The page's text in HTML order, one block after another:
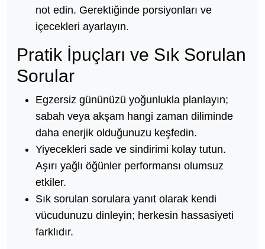
not edin. Gerektiğinde porsiyonları ve
içecekleri ayarlayın.
Pratik İpuçları ve Sık Sorulan
Sorular
Egzersiz gününüzü yoğunlukla planlayın;
sabah veya akşam hangi zaman diliminde
daha enerjik olduğunuzu keşfedin.
Yiyecekleri sade ve sindirimi kolay tutun.
Aşırı yağlı öğünler performansı olumsuz
etkiler.
Sık sorulan sorulara yanıt olarak kendi
vücudunuzu dinleyin; herkesin hassasiyeti
farklıdır.